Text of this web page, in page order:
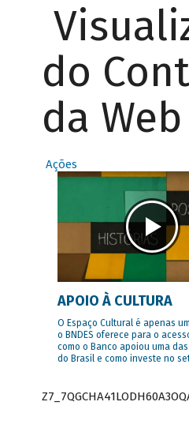
do
da Web
Ações
APOIO À CULTURA
O Espaço Cultural é apenas
o BNDES oferece para o
como o Banco apoiou uma
do Brasil e como investe no